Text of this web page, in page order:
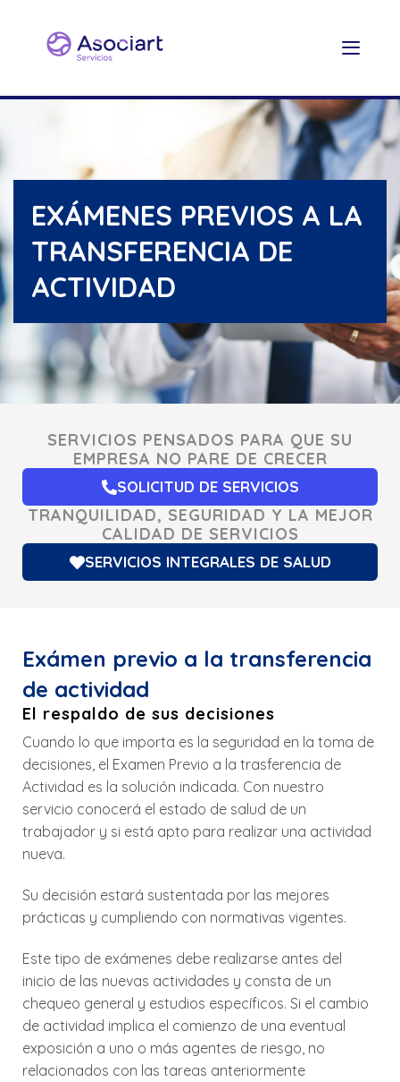
EXÁMENES PREVIOS A LA
TRANSFERENCIA DE
ACTIVIDAD
SERVICIOS PENSADOS PARA QUE SU
EMPRESA NO PARE DE CRECER
SOLICITUD DE SERVICIOS
TRANQUILIDAD, SEGURIDAD Y LA MEJOR
CALIDAD DE SERVICIOS
SERVICIOS INTEGRALES DE SALUD
Exámen previo a la transferencia
de actividad
El respaldo de sus decisiones
Cuando lo que importa es la seguridad en la toma de
decisiones, el Examen Previo a la trasferencia de
Actividad es la solución indicada. Con nuestro
servicio conocerá el estado de salud de un
trabajador y si está apto para realizar una actividad
nueva.
Su decisión estará sustentada por las mejores
prácticas y cumpliendo con normativas vigentes.
Este tipo de exámenes debe realizarse antes del
inicio de las nuevas actividades y consta de un
chequeo general y estudios específicos. Si el cambio
de actividad implica el comienzo de una eventual
exposición a uno o más agentes de riesgo, no
relacionados con las tareas anteriormente